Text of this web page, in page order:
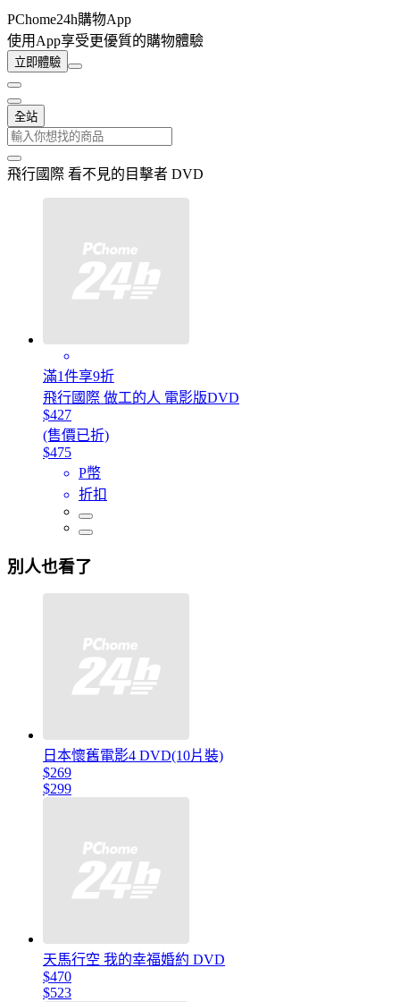
PChome24h購物App
使用App享受更優質的購物體驗
立即體驗
全站
飛行國際 看不見的目擊者 DVD
滿1件享9折
飛行國際 做工的人 電影版DVD
$427
(售價已折)
$475
P幣
折扣
別人也看了
日本懷舊電影4 DVD(10片裝)
$269
$299
天馬行空 我的幸福婚約 DVD
$470
$523